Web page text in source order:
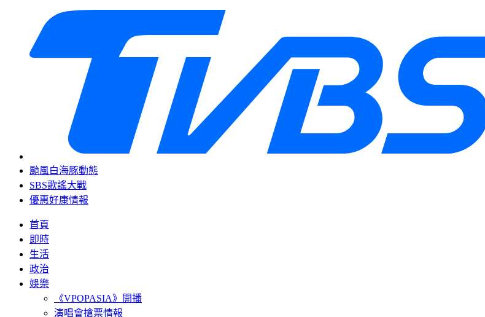
颱風白海豚動態
SBS歌謠大戰
優惠好康情報
首頁
即時
生活
政治
娛樂
《VPOPASIA》開播
演唱會搶票情報